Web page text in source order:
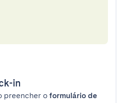
in
preencher o formulário de